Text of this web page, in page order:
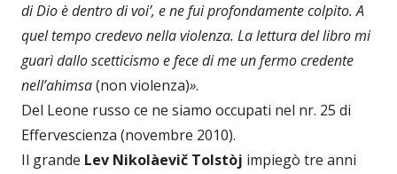
di Dio è dentro di voi’, e ne fui profondamente colpito. A
quel tempo credevo nella violenza. La lettura del libro mi
guarì dallo scetticismo e fece di me un fermo credente
nell’ahimsa(non violenza)».
Del Leone russo ce ne siamo occupati nel nr. 25 di
Effervescienza (novembre 2010).
Il grande Lev Nikolàevič Tolstòj impiegò tre anni